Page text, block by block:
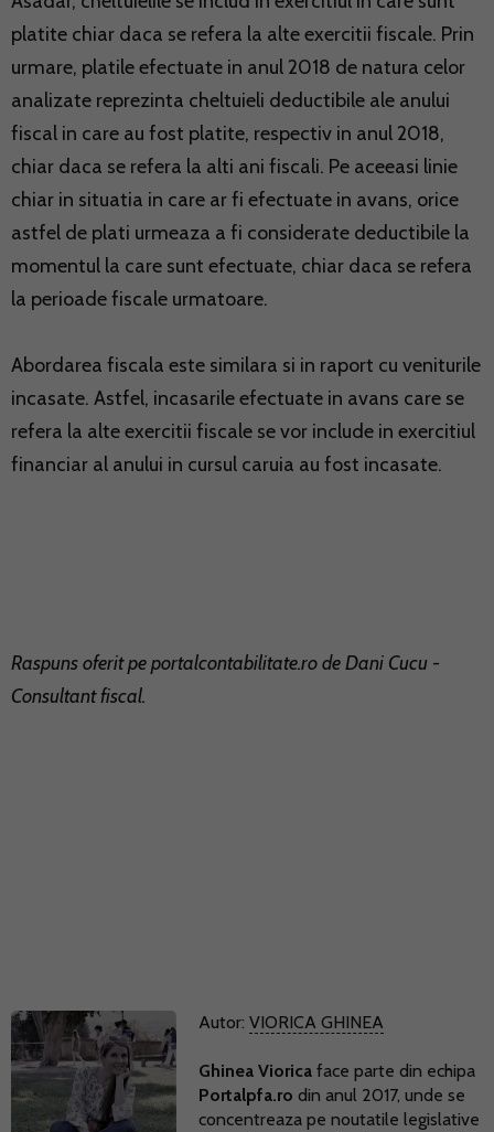
platite chiar daca se refera la alte exercitii fiscale. Prin
urmare, platile efectuate in anul 2018 de natura celor
analizate reprezinta cheltuieli deductibile ale anului
fiscal in care au fost platite, respectiv in anul 2018,
chiar daca se refera la alti ani fiscali. Pe aceeasi linie
chiar in situatia in care ar fi efectuate in avans, orice
astfel de plati urmeaza a fi considerate deductibile la
momentul la care sunt efectuate, chiar daca se refera
la perioade fiscale urmatoare.
Abordarea fiscala este similara si in raport cu veniturile
incasate. Astfel, incasarile efectuate in avans care se
refera la alte exercitii fiscale se vor include in exercitiul
financiar al anului in cursul caruia au fost incasate.
Raspuns oferit peportalcontabilitate.rode Dani Cucu -
Consultant fiscal.
Autor: VIORICA GHINEA
Ghinea Viorica face parte din echipa
Portalpfa.ro din anul 2017, unde se
concentreaza pe noutatile legislative